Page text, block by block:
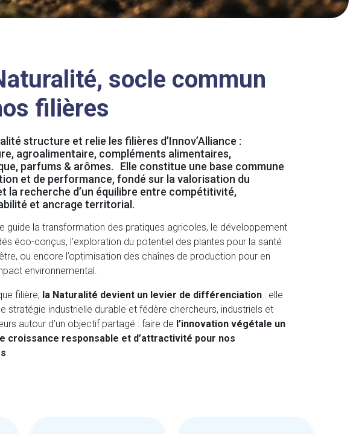
socle commun
filières
structure et relie les filières d’Innov’Alliance :
agroalimentaire, compléments alimentaires,
parfums & arômes. Elle constitue une base commune
et de performance, fondé sur la valorisation du
la recherche d’un équilibre entre compétitivité,
et ancrage territorial.
guide la transformation des pratiques agricoles, le développement
éco-conçus, l’exploration du potentiel des plantes pour la santé
ou encore l’optimisation des chaînes de production pour en
environnemental.
filière, la Naturalité devient un levier de différenciation : elle
stratégie industrielle durable et fédère chercheurs, industriels et
autour d’un objectif partagé : faire de l’innovation végétale un
croissance responsable et d’attractivité pour nos
.